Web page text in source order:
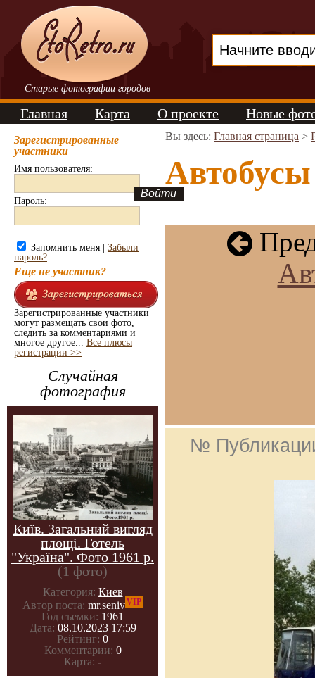
Старые фотографии городов
Главная Карта О проекте Новые
Зарегистрированные
участники
Имя пользователя:
Пароль:
Запомнить меня | Забыли
пароль?
Еще не участник?
Зарегистрированные участники
могут размещать свои фото,
следить за комментариями и
многое другое... Все плюсы
регистрации >>
Случайная
фотография
Київ. Загальний вигляд
площі. Готель
"Україна". Фото 1961 р.
(1 фото)
Категория: Киев
Автор поста: mr.senivVIP
Год съемки: 1961
Дата: 08.10.2023 17:59
Рейтинг: 0
Комментарии: 0
Карта: -
Вы здесь: Главная страница >
№